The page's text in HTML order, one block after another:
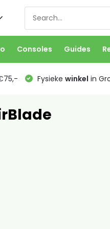
Consoles Guides
Fysieke winkel in